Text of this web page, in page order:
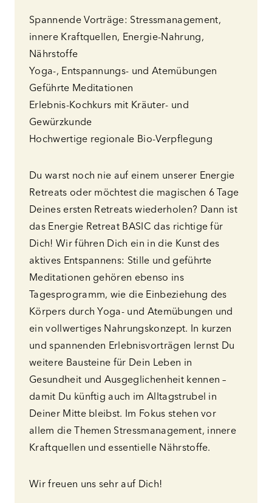
Spannende Vorträge: Stressmanagement,
innere Kraftquellen, Energie-Nahrung,
Nährstoffe
Yoga-, Entspannungs- und Atemübungen​
Geführte Meditationen
Erlebnis-Kochkurs mit Kräuter- und
Gewürzkunde
Hochwertige regionale Bio-Verpflegung
Du warst noch nie auf einem unserer Energie
Retreats oder möchtest die magischen 6 Tage
Deines ersten Retreats wiederholen? Dann ist
das Energie Retreat BASIC das richtige für
Dich! Wir führen Dich ein in die Kunst des
aktives Entspannens: Stille und geführte
Meditationen gehören ebenso ins
Tagesprogramm, wie die Einbeziehung des
Körpers durch Yoga- und Atemübungen und
ein vollwertiges Nahrungskonzept. In kurzen
und spannenden Erlebnisvorträgen lernst Du
weitere Bausteine für Dein Leben in
Gesundheit und Ausgeglichenheit kennen –
damit Du künftig auch im Alltagstrubel in
Deiner Mitte bleibst. Im Fokus stehen vor
allem die Themen Stressmanagement, innere
Kraftquellen und essentielle Nährstoffe.
Wir freuen uns sehr auf Dich!